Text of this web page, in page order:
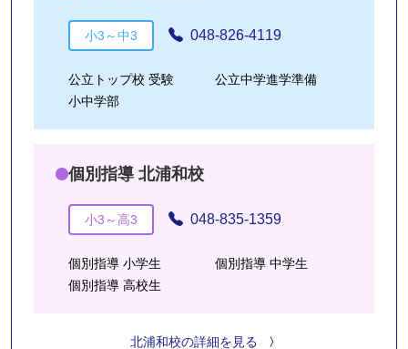
小3～中3 048-826-4119
公立トップ校 受験
公立中学進学準備
小中学部
個別指導 北浦和校
小3～高3 048-835-1359
個別指導 小学生
個別指導 中学生
個別指導 高校生
北浦和校の詳細を見る